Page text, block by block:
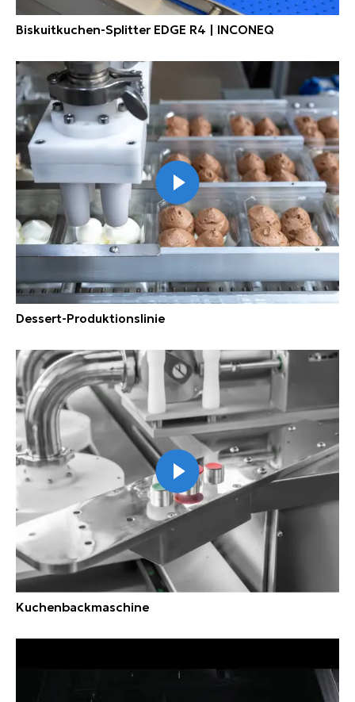
Biskuitkuchen-Splitter EDGE R4 | INCONEQ
Dessert-Produktionslinie
Kuchenbackmaschine